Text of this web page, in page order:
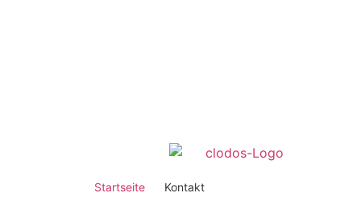
Startseite Kontakt